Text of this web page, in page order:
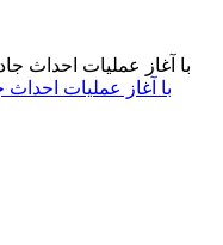
با آغاز عملیات